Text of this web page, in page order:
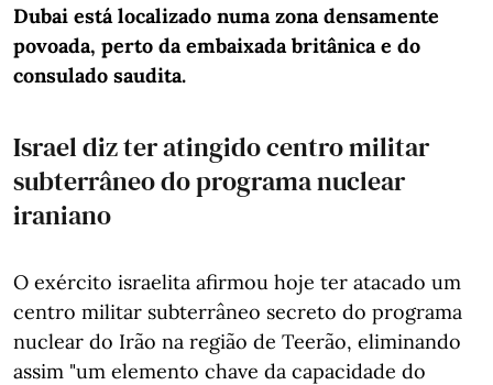
Dubai está localizado numa zona densamente
povoada, perto da embaixada britânica e do
consulado saudita.
Israel diz ter atingido centro militar
subterrâneo do programa nuclear
iraniano
O exército israelita afirmou hoje ter atacado um
centro militar subterrâneo secreto do programa
nuclear do Irão na região de Teerão, eliminando
assim "um elemento chave da capacidade do